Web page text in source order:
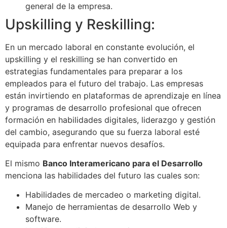
general de la empresa.
Upskilling y Reskilling:
En un mercado laboral en constante evolución, el
upskilling y el reskilling se han convertido en
estrategias fundamentales para preparar a los
empleados para el futuro del trabajo. Las empresas
están invirtiendo en plataformas de aprendizaje en línea
y programas de desarrollo profesional que ofrecen
formación en habilidades digitales, liderazgo y gestión
del cambio, asegurando que su fuerza laboral esté
equipada para enfrentar nuevos desafíos.
El mismo Banco Interamericano para el Desarrollo
menciona las habilidades del futuro las cuales son:
Habilidades de mercadeo o marketing digital.
Manejo de herramientas de desarrollo Web y
software.